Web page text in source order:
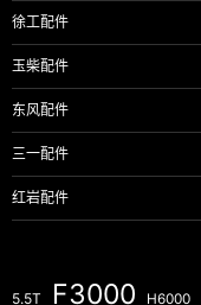
徐工配件
玉柴配件
东风配件
三一配件
红岩配件
5.5T F3000 H6000